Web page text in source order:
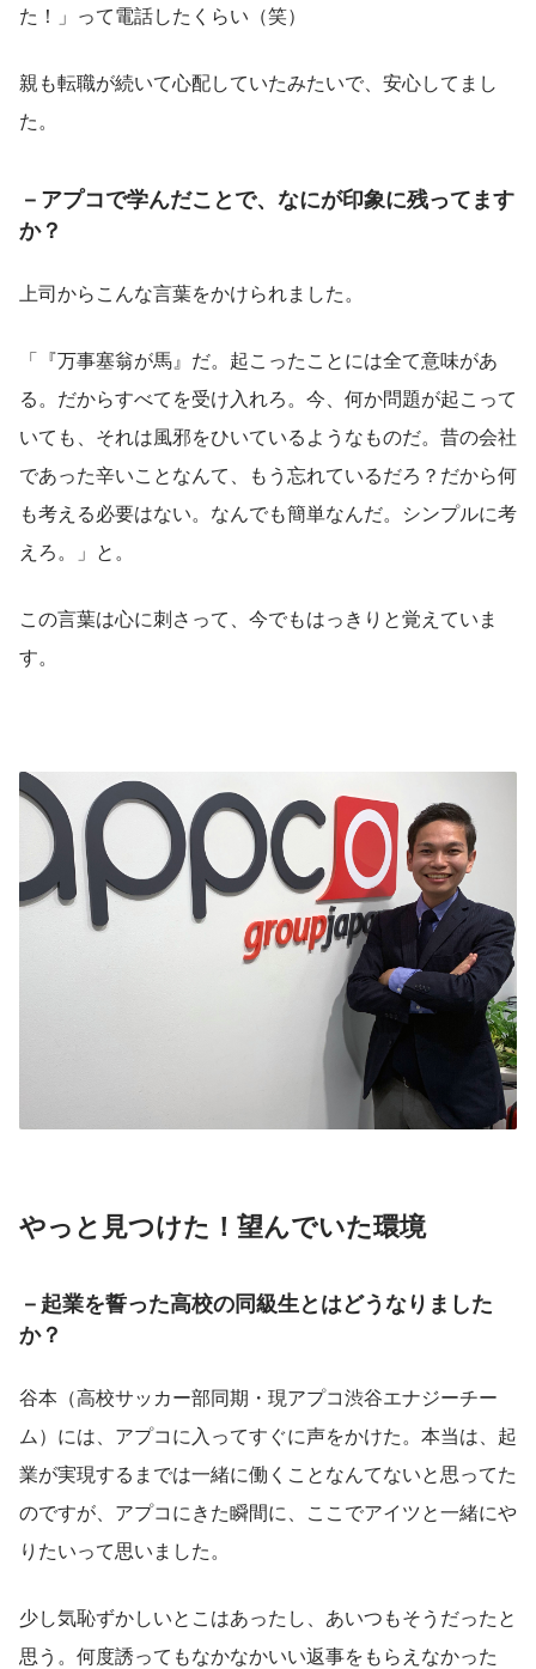
た！」って電話したくらい（笑）
親も転職が続いて心配していたみたいで、安心してまし
た。
－アプコで学んだことで、なにが印象に残ってます
か？
上司からこんな言葉をかけられました。
「『万事塞翁が馬』だ。起こったことには全て意味があ
る。だからすべてを受け入れろ。今、何か問題が起こって
いても、それは風邪をひいているようなものだ。昔の会社
であった辛いことなんて、もう忘れているだろ？だから何
も考える必要はない。なんでも簡単なんだ。シンプルに考
えろ。」と。
この言葉は心に刺さって、今でもはっきりと覚えていま
す。
やっと見つけた！望んでいた環境
－起業を誓った高校の同級生とはどうなりました
か？
谷本（高校サッカー部同期・現アプコ渋谷エナジーチー
ム）には、アプコに入ってすぐに声をかけた。本当は、起
業が実現するまでは一緒に働くことなんてないと思ってた
のですが、アプコにきた瞬間に、ここでアイツと一緒にや
りたいって思いました。
少し気恥ずかしいとこはあったし、あいつもそうだったと
思う。何度誘ってもなかなかいい返事をもらえなかった